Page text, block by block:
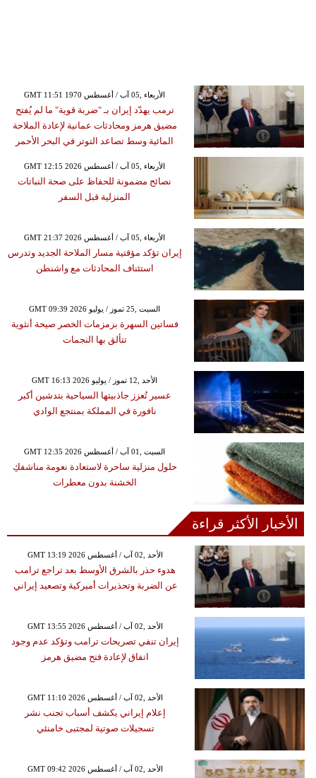
GMT 11:51 1970 الأربعاء ,05 آب / أغسطس
ترمب يهدّد إيران بـ "ضربة قوية" ما لم يُفتح
مضيق هرمز ومحادثات عمانية لإعادة الملاحة
المائية وسط تصاعد التوتر في البحر الأحمر
GMT 12:15 2026 الأربعاء ,05 آب / أغسطس
نصائح مضمونة للحفاظ على صحة النباتات
المنزلية قبل السفر
GMT 21:37 2026 الأربعاء ,05 آب / أغسطس
إيران تؤكد مؤقتية مسار الملاحة الجديد وتدرس
استئناف المحادثات مع واشنطن
GMT 09:39 2026 السبت ,25 تموز / يوليو
فساتين السهرة بزمزمات الخصر صيحة أنثوية
تتألق بها النجمات
GMT 16:13 2026 الأحد ,12 تموز / يوليو
عسير تُعزز جاذبيتها السياحية بتدشين أكبر
نافورة في المملكة بمنتجع الوادي
GMT 12:35 2026 السبت ,01 آب / أغسطس
حلول منزلية ساحرة لاستعادة نعومة مناشفكِ
الخشنة بدون معطرات
الأخبار الأكثر قراءة
GMT 13:19 2026 الأحد ,02 آب / أغسطس
هدوء حذر بالشرق الأوسط بعد تراجع ترامب
عن الضربة وتحذيرات أميركية وتصعيد إيراني
GMT 13:55 2026 الأحد ,02 آب / أغسطس
إيران تنفي تصريحات ترامب وتؤكد عدم وجود
اتفاق لإعادة فتح مضيق هرمز
GMT 11:10 2026 الأحد ,02 آب / أغسطس
إعلام إيراني يكشف أسباب تجنب نشر
تسجيلات صوتية لمجتبى خامنئي
GMT 09:42 2026 الأحد ,02 آب / أغسطس